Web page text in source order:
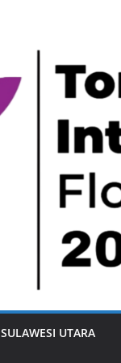
SULAWESI UTARA